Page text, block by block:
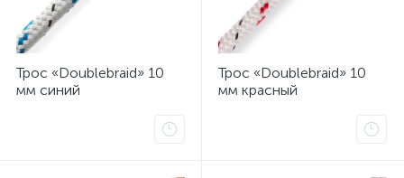
Трос «Doublebraid» 10
мм синий
Трос «Doublebraid» 10
мм красный